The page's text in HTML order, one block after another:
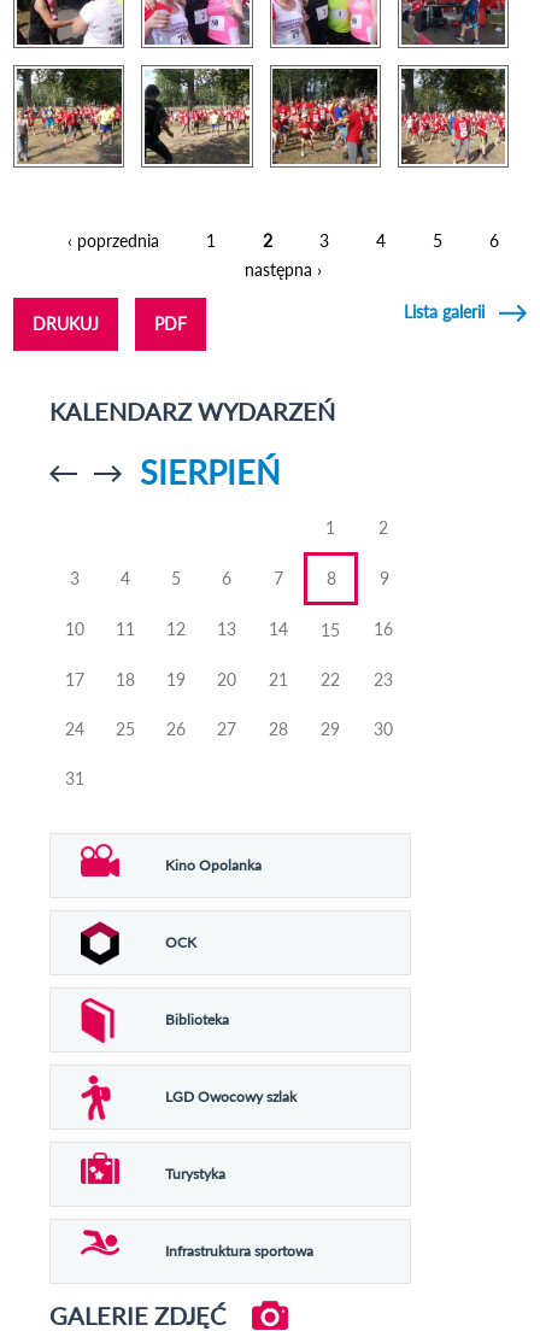
‹ poprzednia 1 2 3 4 5
6
następna ›
DRUKUJ PDF
Lista galerii
KALENDARZ WYDARZEŃ
Przejdź doPrzejdź do
SIERPIEŃ
1 2
3 4 5 6 7 8 9
10 11 12 13 14 15 16
17 18 19 20 21 22 23
24 25 26 27 28 29 30
31
Kino Opolanka
OCK
Biblioteka
LGD Owocowy szlak
Turystyka
Infrastruktura sportowa
GALERIE ZDJĘĆ